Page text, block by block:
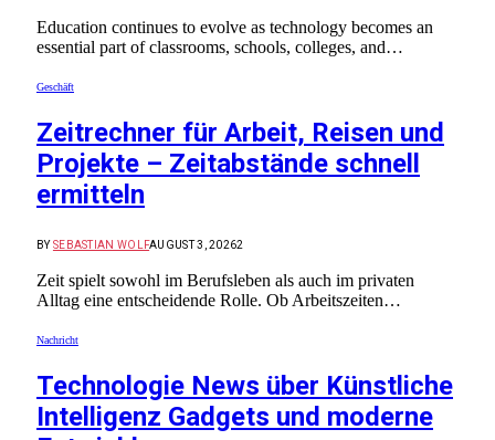
Education continues to evolve as technology becomes an
essential part of classrooms, schools, colleges, and…
Geschäft
Zeitrechner für Arbeit, Reisen und
Projekte – Zeitabstände schnell
ermitteln
BY SEBASTIAN WOLFAUGUST 3, 20262
Zeit spielt sowohl im Berufsleben als auch im privaten
Alltag eine entscheidende Rolle. Ob Arbeitszeiten…
Nachricht
Technologie News über Künstliche
Intelligenz Gadgets und moderne